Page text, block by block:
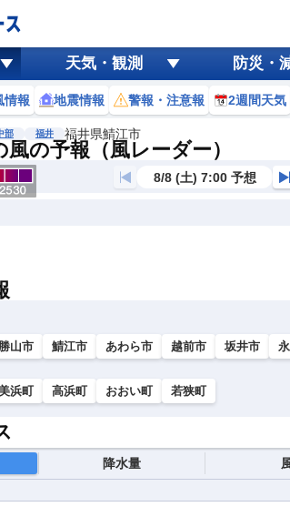
天気・観測 防災・
情報 地震情報 警報・注意報 2週間天気
部 福井 福井県鯖江市
の予報（風レーダー）
8/8 (土) 7:00 予想
勝山市 鯖江市 あわら市 越前市 坂井市
浜町 高浜町 おおい町 若狭町
降水量